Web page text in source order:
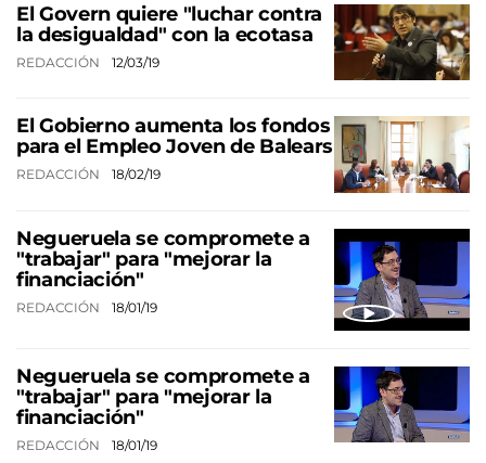
El Govern quiere "luchar contra
la desigualdad" con la ecotasa
REDACCIÓN 12/03/19
El Gobierno aumenta los fondos
para el Empleo Joven de Balears
REDACCIÓN 18/02/19
Negueruela se compromete a
"trabajar" para "mejorar la
financiación"
REDACCIÓN 18/01/19
Negueruela se compromete a
"trabajar" para "mejorar la
financiación"
REDACCIÓN 18/01/19